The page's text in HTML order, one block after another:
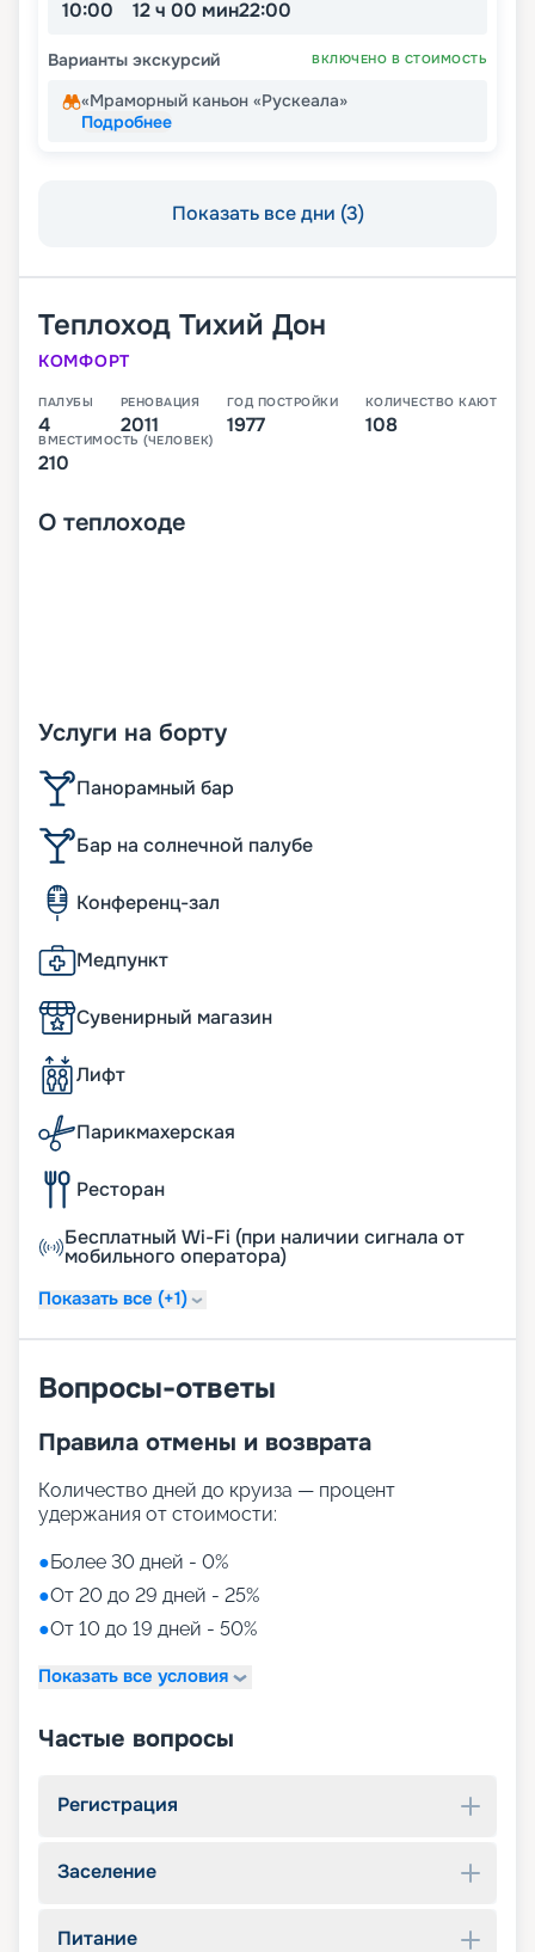
10:00 12 ч 00 мин22:00
Варианты экскурсий ВКЛЮЧЕНО В СТОИМОСТЬ
«Мраморный каньон «Рускеала»
Подробнее
Показать все дни (3)
Теплоход Тихий Дон
КОМФОРТ
ПАЛУБЫ
4
РЕНОВАЦИЯ
2011
ГОД ПОСТРОЙКИ
1977
КОЛИЧЕСТВО КАЮТ
108
ВМЕСТИМОСТЬ (ЧЕЛОВЕК)
210
О теплоходе
Услуги на борту
Панорамный бар
Бар на солнечной палубе
Конференц-зал
Медпункт
Сувенирный магазин
Лифт
Парикмахерская
Ресторан
Бесплатный Wi-Fi (при наличии сигнала от
мобильного оператора)
Показать все (+1)
Вопросы-ответы
Правила отмены и возврата
Количество дней до круиза — процент
удержания от стоимости:
●Более 30 дней - 0%
●От 20 до 29 дней - 25%
●От 10 до 19 дней - 50%
Показать все условия
Частые вопросы
Регистрация
Заселение
Питание